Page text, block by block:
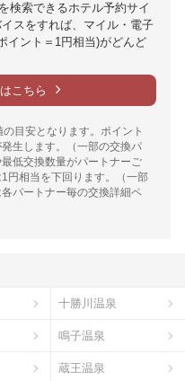
検索できるホテル予約サイ
スをすれば、マイル・電子
イント＝1円相当)がどんど
こちら
目安となります。ポイント
生します。（一部の交換パ
低交換数量がパートナーご
円相当を下回ります。（一部
パートナー毎の交換詳細ペ
十勝川温泉
鳴子温泉
蔵王温泉